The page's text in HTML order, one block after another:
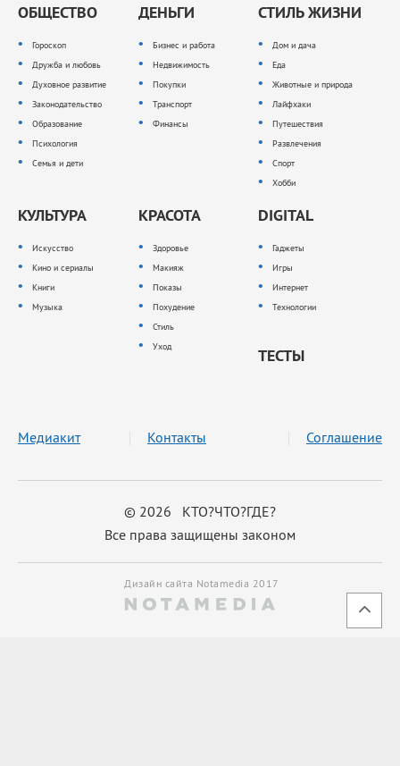
ОБЩЕСТВО
Гороскоп
Дружба и любовь
Духовное развитие
Законодательство
Образование
Психология
Семья и дети
ДЕНЬГИ
Бизнес и работа
Недвижимость
Покупки
Транспорт
Финансы
СТИЛЬ ЖИЗНИ
Дом и дача
Еда
Животные и природа
Лайфхаки
Путешествия
Развлечения
Спорт
Хобби
КУЛЬТУРА
Искусство
Кино и сериалы
Книги
Музыка
КРАСОТА
Здоровье
Макияж
Показы
Похудение
Стиль
Уход
DIGITAL
Гаджеты
Игры
Интернет
Технологии
ТЕСТЫ
© 2026 КТО?ЧТО?ГДЕ?
Все права защищены законом
Медиакит Контакты Соглашение
Дизайн сайта Notamedia 2017